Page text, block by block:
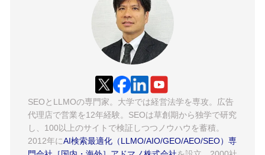
SEOとLLMOの専門家。大学では経営法学を専攻。広告
代理店で営業を12年経験。SEOは草創期から独学で研究
し、100以上のサイトで検証しつつノウハウを蓄積。
2012年にAI検索最適化（LLMO/AIO/GEO/AEO/SEO）専